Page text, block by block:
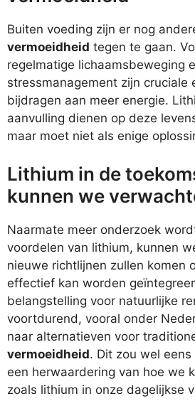
Buiten voeding zijn er nog
vermoeidheid tegen te gaan.
regelmatige lichaamsbeweging
stressmanagement zijn cruciale
bijdragen aan meer energie.
aanvulling dienen op deze
maar moet niet als enige
Lithium in de
kunnen we
Naarmate meer onderzoek
voordelen van lithium, kunnen
nieuwe richtlijnen zullen komen
effectief kan worden
belangstelling voor natuurlijke
voortdurend, vooral onder
naar alternatieven voor
vermoeidheid. Dit zou wel
een herwaardering van hoe we
zoals lithium in onze dagelijkse